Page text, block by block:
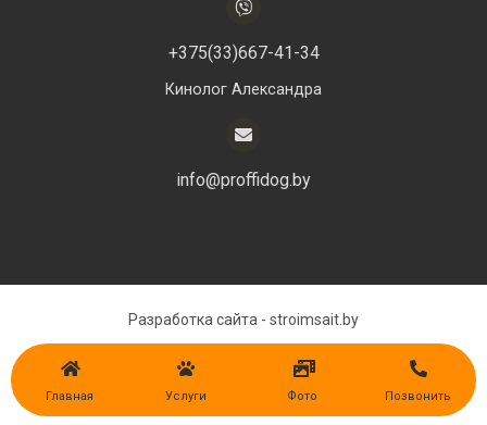
+375(33)667-41-34
Кинолог Александра
info@proffidog.by
Разработка сайта - stroimsait.by
Главная Услуги Фото Позвонить